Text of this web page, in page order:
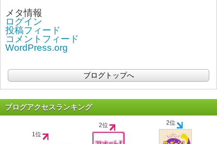
メタ情報
ログイン
投稿フィード
コメントフィード
WordPress.org
ブログトップへ
ブログアクセスランキング
1位
2位 2位